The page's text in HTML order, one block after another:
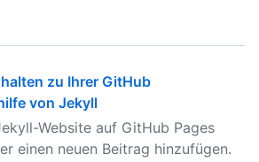
zu Ihrer GitHub
von Jekyll
Website auf GitHub Pages
einen neuen Beitrag hinzufügen.